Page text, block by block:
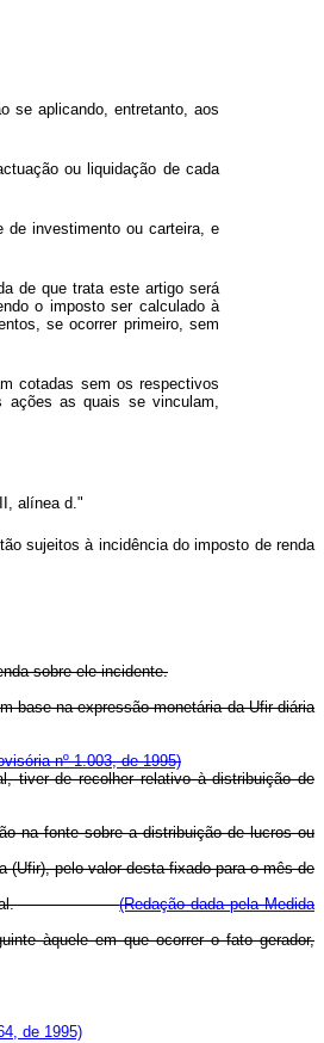
se aplicando, entretanto, aos
ou liquidação de cada
de investimento ou carteira, e
de que trata este artigo será
o imposto ser calculado à
se ocorrer primeiro, sem
cotadas sem os respectivos
ações as quais se vinculam,
alínea d."
sujeitos à incidência do imposto de renda
sobre ele incidente.
base na expressão monetária da Ufir diária
nº 1.003, de 1995)
tiver de recolher relativo à distribuição de
na fonte sobre a distribuição de lucros ou
(Ufir), pelo valor desta fixado para o mês de
no lucro real.(Redação dada pela Medida
àquele em que ocorrer o fato gerador,
de 1995)